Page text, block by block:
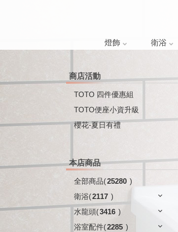
燈飾 衛浴
商店活動
TOTO 四件優惠組
TOTO便座小資升級
櫻花-夏日有禮
本店商品
全部商品(25280 )
衛浴(2117 )
水龍頭(3416 )
浴室配件(2285 )